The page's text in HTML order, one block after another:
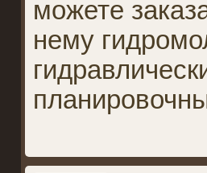
можете
нему